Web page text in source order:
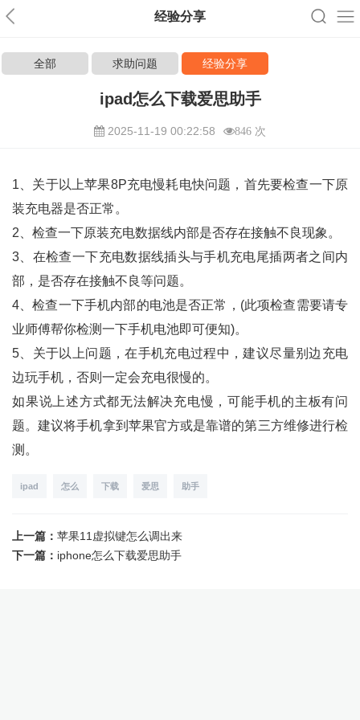
经验分享
全部 求助问题 经验分享
ipad怎么下载爱思助手
2025-11-19 00:22:58 846 次
1、关于以上苹果8P充电慢耗电快问题，首先要检查一下原
装充电器是否正常。
2、检查一下原装充电数据线内部是否存在接触不良现象。
3、在检查一下充电数据线插头与手机充电尾插两者之间内
部，是否存在接触不良等问题。
4、检查一下手机内部的电池是否正常，(此项检查需要请专
业师傅帮你检测一下手机电池即可便知)。
5、关于以上问题，在手机充电过程中，建议尽量别边充电
边玩手机，否则一定会充电很慢的。
如果说上述方式都无法解决充电慢，可能手机的主板有问
题。建议将手机拿到苹果官方或是靠谱的第三方维修进行检
测。
ipad 怎么 下载 爱思 助手
上一篇： 苹果11虚拟键怎么调出来
下一篇： iphone怎么下载爱思助手